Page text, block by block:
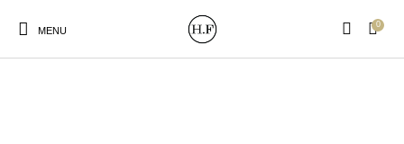
MENU
0